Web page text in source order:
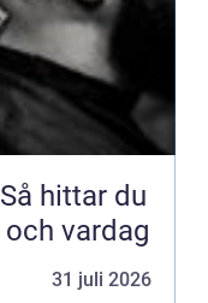
hittar du
vardag
31 juli 2026